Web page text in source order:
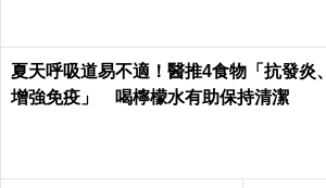
夏天呼吸道易不適！醫推4食物「抗發炎、
增強免疫」 喝檸檬水有助保持清潔